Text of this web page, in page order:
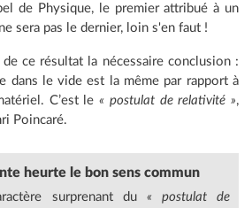
de Physique, le premier attribué à un
sera pas le dernier, loin s'en faut !
ce résultat la nécessaire conclusion :
dans le vide est la même par rapport à
C’est le« postulat de relativité »,
Poincaré.
heurte le bon sens commun
surprenant du « postulat de